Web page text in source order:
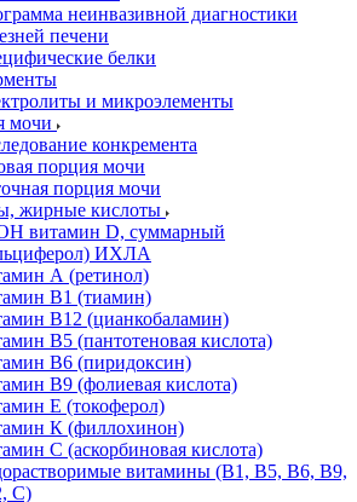
неинвазивной диагностики
печени
белки
и микроэлементы
мочи
конкремента
порция мочи
порция мочи
жирные кислоты
витамин D, суммарный
ИХЛА
А (ретинол)
В1 (тиамин)
В12 (цианкобаламин)
В5 (пантотеновая кислота)
В6 (пиридоксин)
В9 (фолиевая кислота)
Е (токоферол)
К (филлохинон)
С (аскорбиновая кислота)
витамины (B1, B5, B6, В9,
С)